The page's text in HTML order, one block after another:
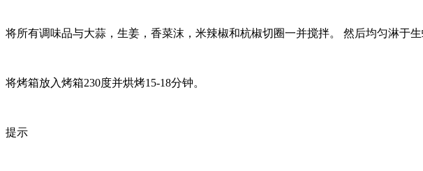
将所有调味品与大蒜，生姜，香菜沫，米辣椒和杭椒切圈一并搅拌。 然后均匀淋于
将烤箱放入烤箱230度并烘烤15-18分钟。
提示